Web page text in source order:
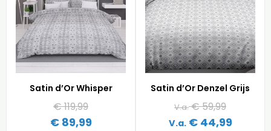
Satin d’Or Whisper
€119,99
€89,99
Satin d’Or Denzel Grijs
V.a. €59,99
V.a. €44,99